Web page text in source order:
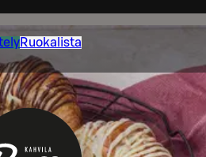
Ruokalista